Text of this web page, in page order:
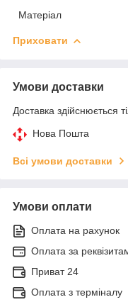
Матеріал
Приховати
Умови доставки
Доставка здійснюється
Нова Пошта
Всі умови доставки
Умови оплати
Оплата на рахунок
Оплата за
Приват 24
Оплата з терміналу